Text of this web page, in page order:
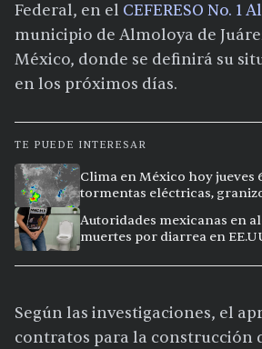
Federal, en el CEFERESO No. 1
municipio de Almoloya de
México, donde se definirá su
en los próximos días.
TE PUEDE INTERESAR
Clima en México hoy jueves
tormentas eléctricas,
Autoridades mexicanas en
muertes por diarrea en
Según las investigaciones, el
contratos para la construcción